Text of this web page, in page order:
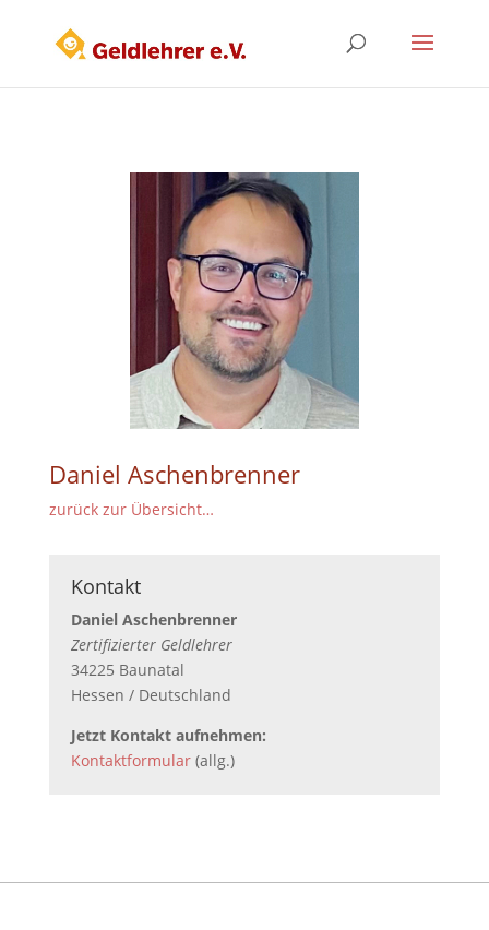
Daniel Aschenbrenner
zurück zur Übersicht…
Kontakt
Daniel Aschenbrenner
Zertifizierter Geldlehrer
34225 Baunatal
Hessen / Deutschland
Jetzt Kontakt aufnehmen:
Kontaktformular(allg.)